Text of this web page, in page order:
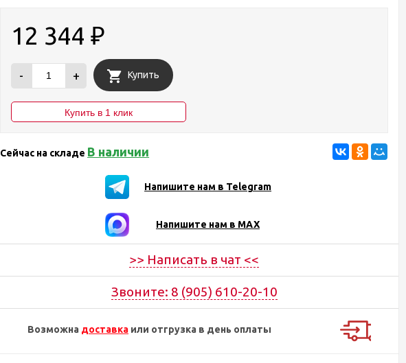
12 344₽
- + Купить
Сейчас на складе В наличии
Напишите нам в Telegram
Напишите нам в MAX
>> Написать в чат <<
Звоните: 8 (905) 610-20-10
Возможна доставка или отгрузка в день оплаты